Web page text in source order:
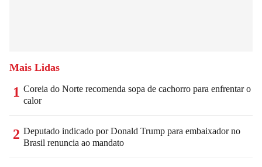
Mais Lidas
1 Coreia do Norte recomenda sopa de cachorro para enfrentar o
calor
2 Deputado indicado por Donald Trump para embaixador no
Brasil renuncia ao mandato